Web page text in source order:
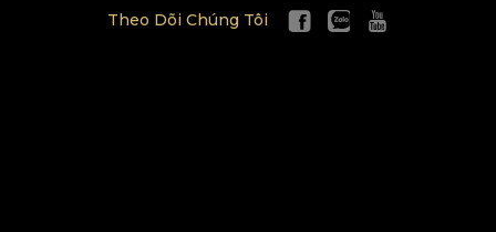
Theo Dõi Chúng Tôi